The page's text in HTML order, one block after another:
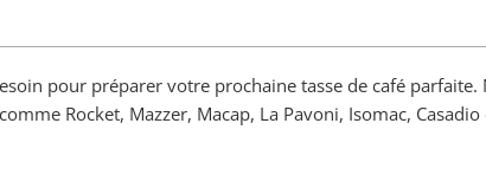
pour préparer votre prochaine tasse de café
Rocket, Mazzer, Macap, La Pavoni, Isomac,